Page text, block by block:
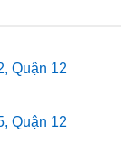
Quận 12
Quận 12